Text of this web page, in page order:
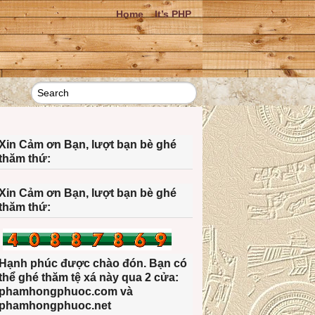
Home It’s PHP
Cảm ơn Bạn, lượt bạn bè ghé
thứ:
Cảm ơn Bạn, lượt bạn bè ghé
thứ:
Hạnh phúc được chào đón. Bạn có
ghé thăm tệ xá này qua 2 cửa:
phamhongphuoc.com và
phamhongphuoc.net